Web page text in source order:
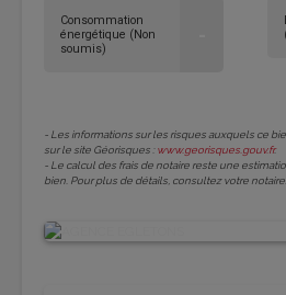
Consommation
énergétique (Non
soumis)
- Les informations sur les risques auxquels ce
sur le site Géorisques :www.georisques.gouv.fr.
- Le calcul des frais de notaire reste une
bien. Pour plus de détails, consultez votre notaire.